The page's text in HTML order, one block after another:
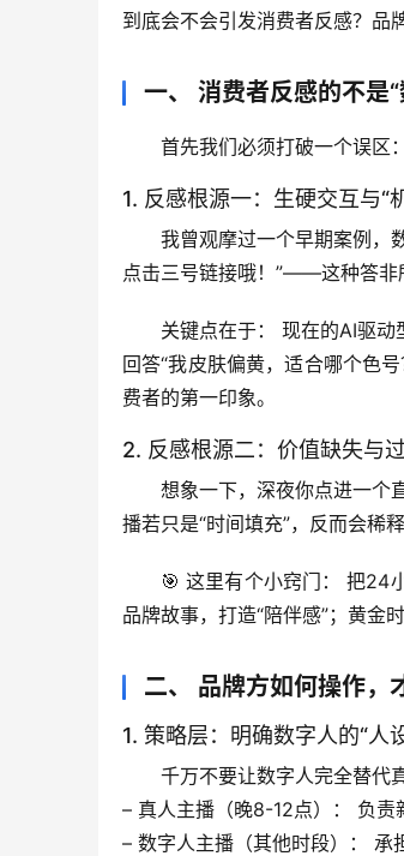
到底会不会引发消费者反感？品
一、 消费者反感的不是
首先我们必须打破一个误区
1. 反感根源一：生硬交互与“
我曾观摩过一个早期案例，
点击三号链接哦！”——这种答非
关键点在于：
现在的AI驱动
回答“我皮肤偏黄，适合哪个色
费者的第一印象。
2. 反感根源二：价值缺失与
想象一下，深夜你点进一个
播若只是“时间填充”，反而会稀释
🎯 这里有个小窍门：
把24
品牌故事，打造“陪伴感”；黄金
二、 品牌方如何操作，
1. 策略层：明确数字人的“人
千万不要让数字人完全替代
– 真人主播（晚8-12点）：
负责
– 数字人主播（其他时段）： 承